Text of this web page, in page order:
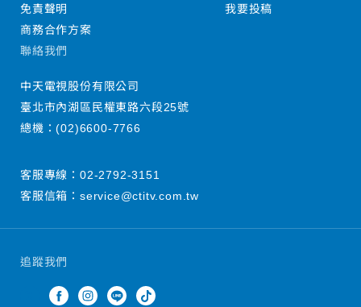
追蹤我們
免責聲明
商務合作方案
我要投稿
聯絡我們
中天電視股份有限公司
臺北市內湖區民權東路六段25號
總機：(02)6600-7766
客服專線： 02-2792-3151
客服信箱： service@ctitv.com.tw